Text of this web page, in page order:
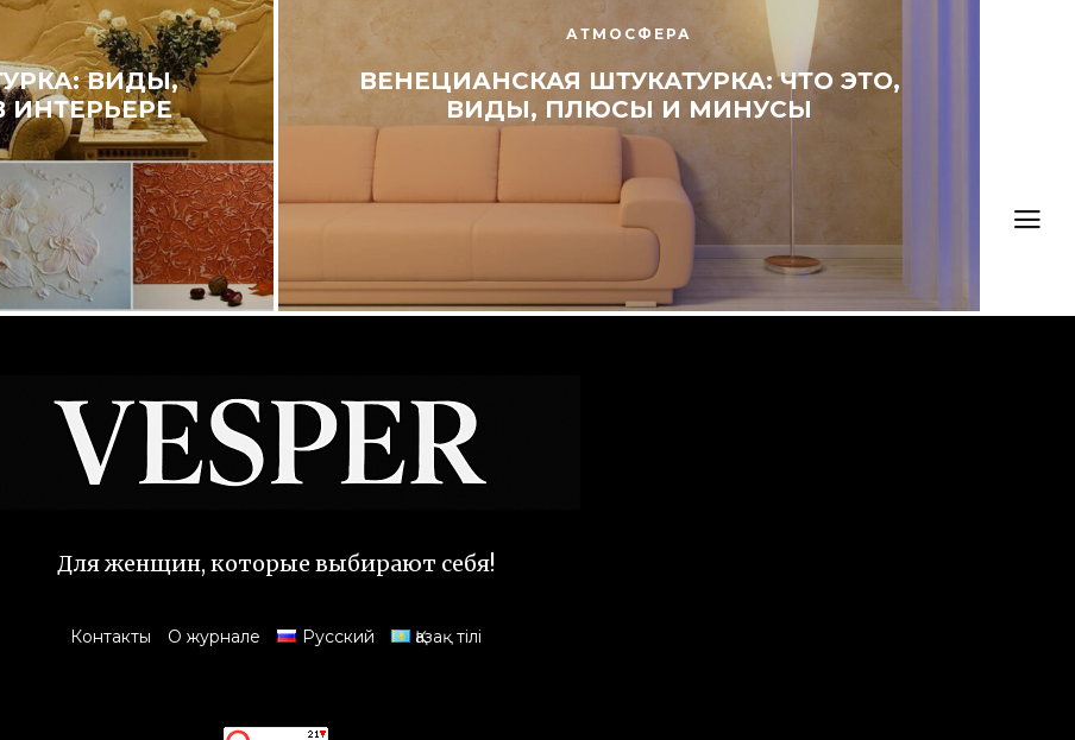
ВИДЫ,
АТМОСФЕРА
ВЕНЕЦИАНСКАЯ ШТУКАТУРКА: ЧТО ЭТО,
ВИДЫ, ПЛЮСЫ И МИНУСЫ
Для женщин, которые выбирают себя!
Контакты О журнале Русский Қазақ тілі